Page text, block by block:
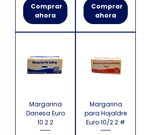
Comprar
ahora
Comprar
ahora
Margarina
Danesa Euro
10 2.2
Margarina
para Hojaldre
Euro 10/2.2 #